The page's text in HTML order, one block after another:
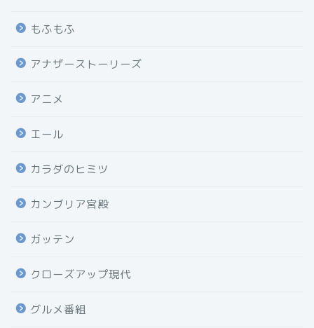
もふもふ
アナザーストーリーズ
アニメ
エール
カラダのヒミツ
カンブリア宮殿
ガッテン
クローズアップ現代
グルメ番組